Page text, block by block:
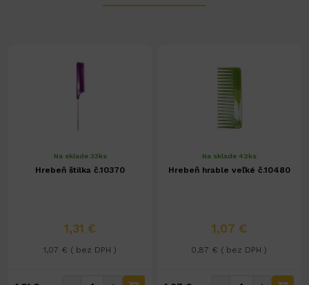
Na sklade 33ks
Hrebeň štilka č.10370
1,31 €
1,07 € ( bez DPH )
Na sklade 42ks
Hrebeň hrable veľké č.10480
1,07 €
0,87 € ( bez DPH )